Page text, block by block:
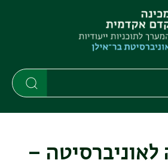
לתוכן
העיקרי
לתפריט
ניווט
ראשי
לאוניברסיטה –